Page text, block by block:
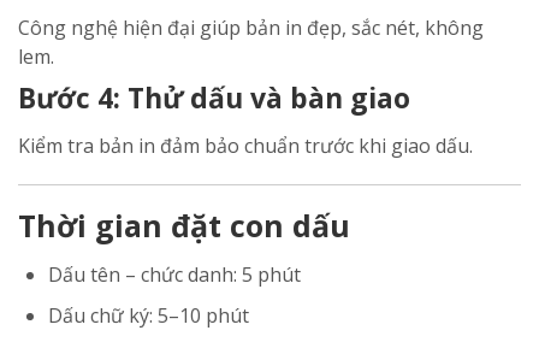
Công nghệ hiện đại giúp bản in đẹp, sắc nét, không
lem.
Bước 4: Thử dấu và bàn giao
Kiểm tra bản in đảm bảo chuẩn trước khi giao dấu.
Thời gian đặt con dấu
Dấu tên – chức danh: 5 phút
Dấu chữ ký: 5–10 phút